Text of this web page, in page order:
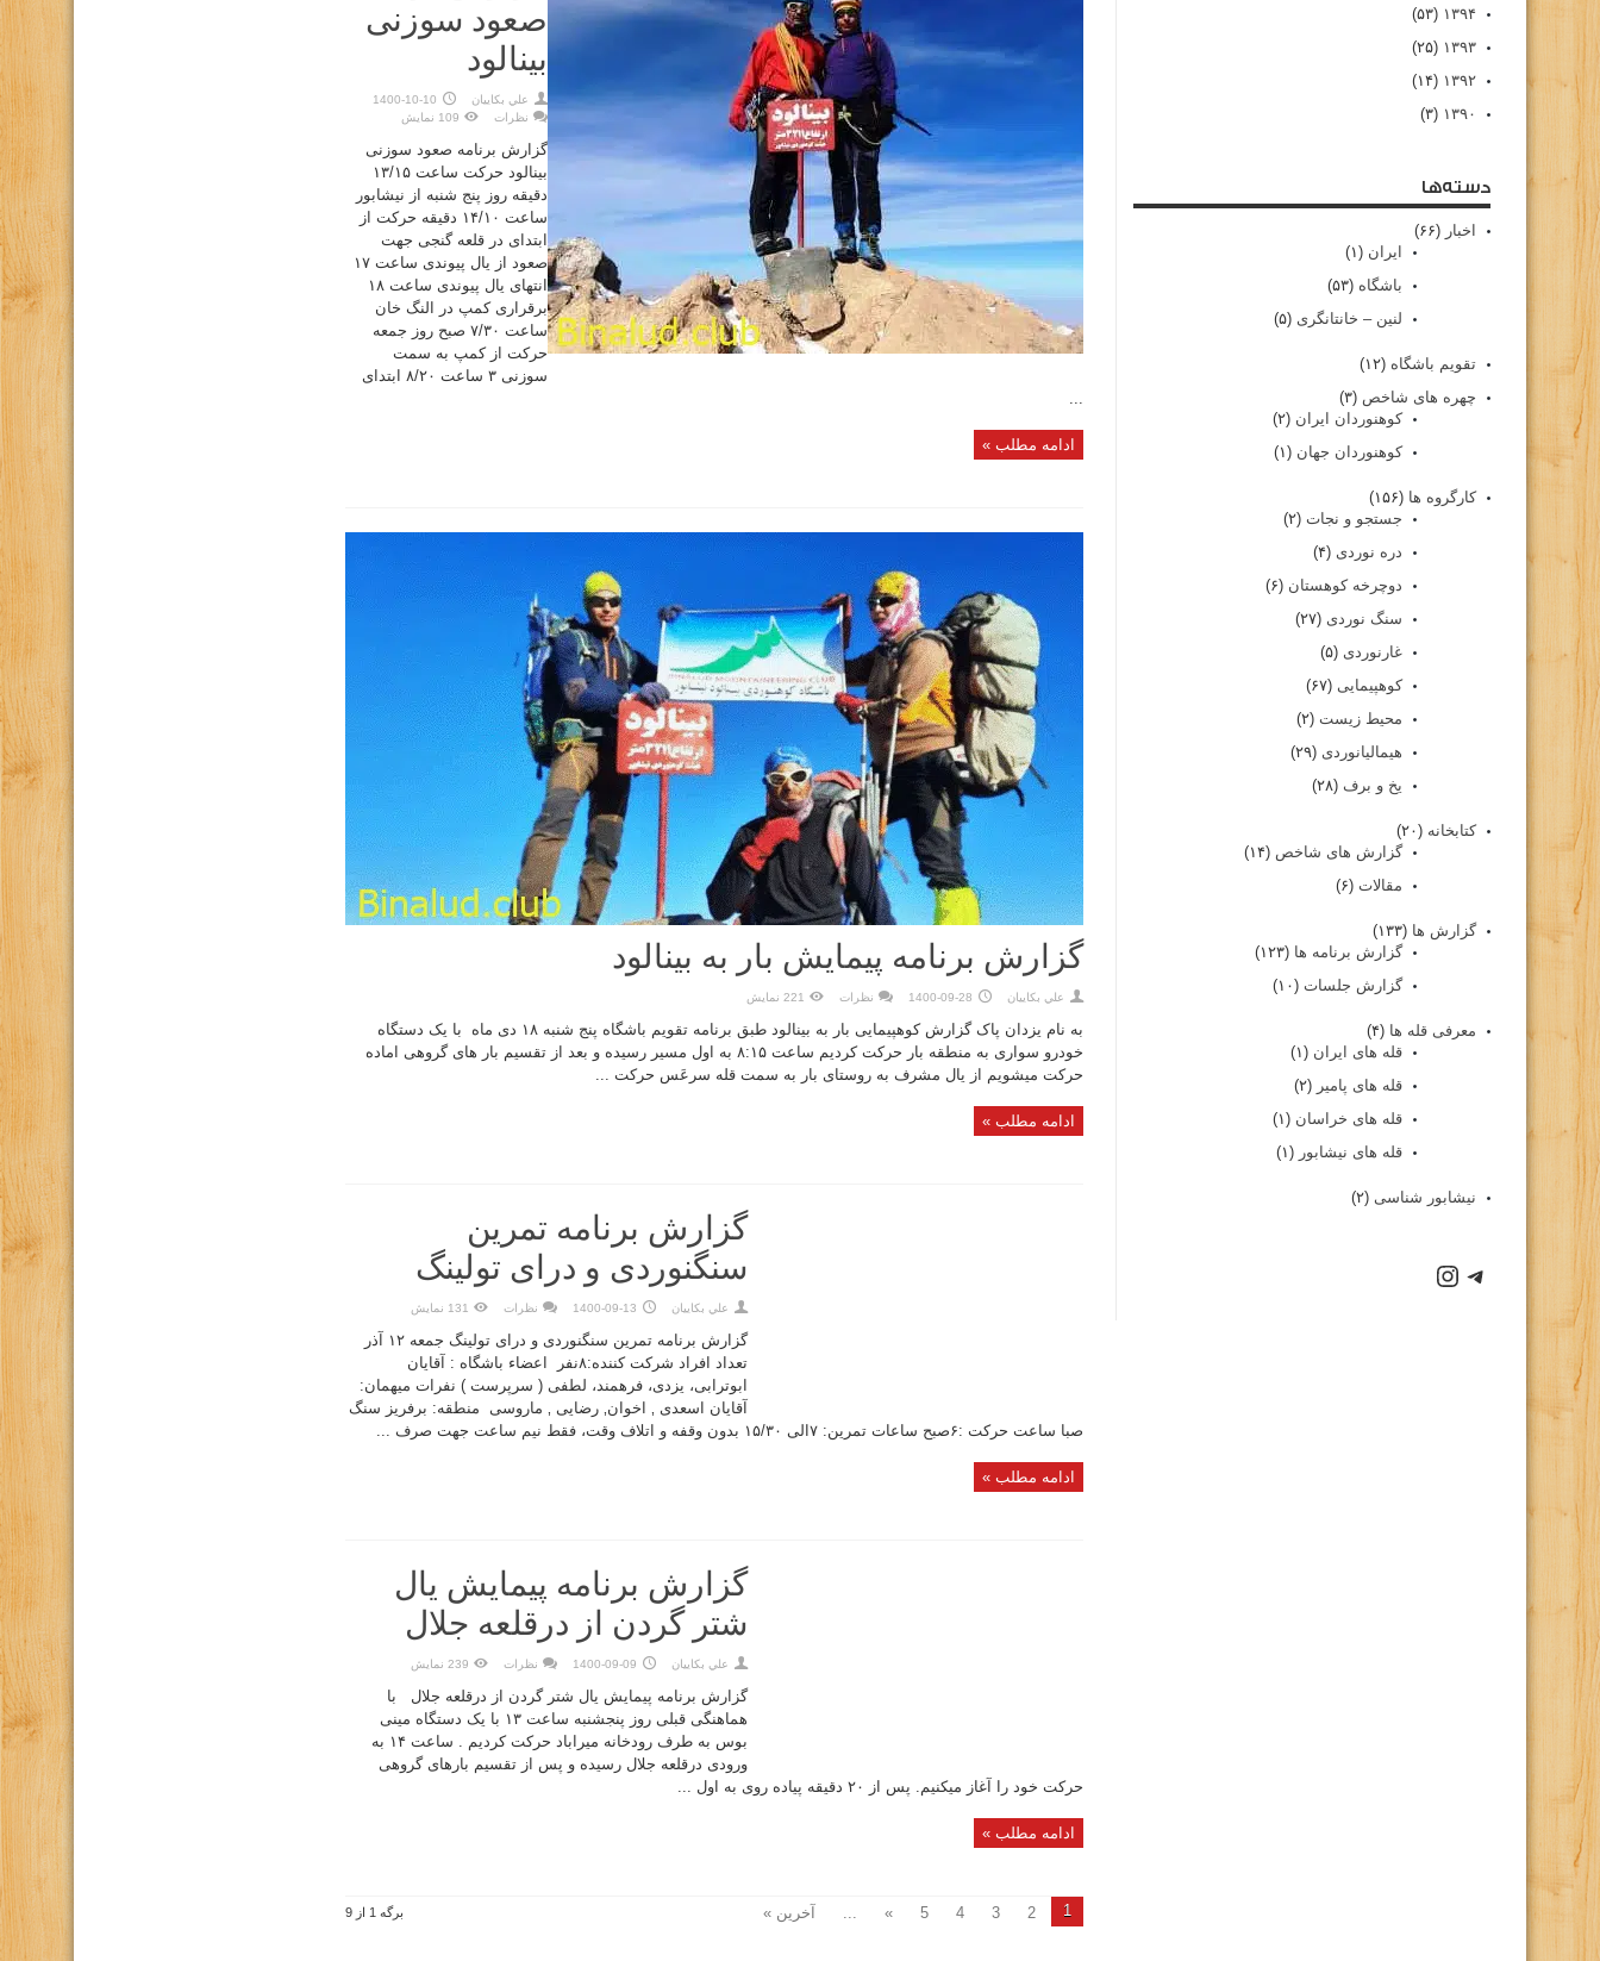
صعود سوزنی
بینالود
علي بكاييان
1400-10-10
نظرات
109 نمایش
گزارش برنامه صعود سوزنی
بینالود حرکت ساعت ۱۳/۱۵
دقیقه روز پنج شنبه از نیشابور
ساعت ۱۴/۱۰ دقیقه حرکت از
ابتدای در قلعه گنجی جهت
صعود از یال پیوندی ساعت ۱۷
انتهای یال پیوندی ساعت ۱۸
برقراری کمپ در النگ خان
ساعت ۷/۳۰ صبح روز جمعه
حرکت از کمپ به سمت
سوزنی ۳ ساعت ۸/۲۰ ابتدای
...
ادامه مطلب »
گزارش برنامه پیمایش بار به بینالود
علي بكاييان 1400-09-28 نظرات 221 نمایش
به نام یزدان پاک گزارش کوهپیمایی بار به بینالود طبق برنامه تقویم باشگاه پنج شنبه ۱۸ دی ماه با یک دستگاه
خودرو سواری به منطقه بار حرکت کردیم ساعت ۸:۱۵ به اول مسیر رسیده و بعد از تقسیم بار های گروهی اماده
حرکت میشویم از یال مشرف به روستای بار به سمت قله سرعَس حرکت ...
ادامه مطلب »
گزارش برنامه تمرین
سنگنوردی و درای تولینگ
علي بكاييان 1400-09-13 نظرات 131 نمایش
گزارش برنامه تمرین سنگنوردی و درای تولینگ جمعه ۱۲ آذر
تعداد افراد شرکت کننده:۸نفر اعضاء باشگاه : آقایان
ابوترابی، یزدی، فرهمند، لطفی ( سرپرست ) نفرات میهمان:
آقایان اسعدی ‚ اخوان‚ رضایی ‚ ماروسی منطقه: برفریز سنگ
صبا ساعت حرکت :۶صبح ساعات تمرین: ۷الی ۱۵/۳۰ بدون وقفه و اتلاف وقت، فقط نیم ساعت جهت صرف ...
ادامه مطلب »
گزارش برنامه پیمایش یال
شتر گردن از درقلعه جلال
علي بكاييان 1400-09-09 نظرات 239 نمایش
گزارش برنامه پیمایش یال شتر گردن از درقلعه جلال با
هماهنگی قبلی روز پنجشنبه ساعت ۱۳ با یک دستگاه مینی
بوس به طرف رودخانه میراباد حرکت کردیم . ساعت ۱۴ به
ورودی درقلعه جلال رسیده و پس از تقسیم بارهای گروهی
حرکت خود را آغاز میکنیم. پس از ۲۰ دقیقه پیاده روی به اول ...
ادامه مطلب »
برگه 1 از 9 1
2
3
4
5
»
... آخرین »
۱۳۹۴ (۵۳)
۱۳۹۳ (۲۵)
۱۳۹۲ (۱۴)
۱۳۹۰ (۳)
دسته‌ها
اخبار (۶۶)
ایران (۱)
باشگاه (۵۳)
لنین – خانتانگری (۵)
تقویم باشگاه (۱۲)
چهره های شاخص (۳)
کوهنوردان ایران (۲)
کوهنوردان جهان (۱)
کارگروه ها (۱۵۶)
جستجو و نجات (۲)
دره نوردی (۴)
دوچرخه کوهستان (۶)
سنگ نوردی (۲۷)
غارنوردی (۵)
کوهپیمایی (۶۷)
محیط زیست (۲)
هیمالیانوردی (۲۹)
یخ و برف (۲۸)
کتابخانه (۲۰)
گزارش های شاخص (۱۴)
مقالات (۶)
گزارش ها (۱۳۳)
گزارش برنامه ها (۱۲۳)
گزارش جلسات (۱۰)
معرفی قله ها (۴)
قله های ایران (۱)
قله های پامیر (۲)
قله های خراسان (۱)
قله های نیشابور (۱)
نیشابور شناسی (۲)
كانال تلگرام باشگاه
صفحه اينستاگرام باشگاه